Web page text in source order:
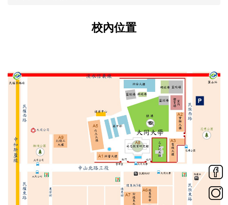
校內位置